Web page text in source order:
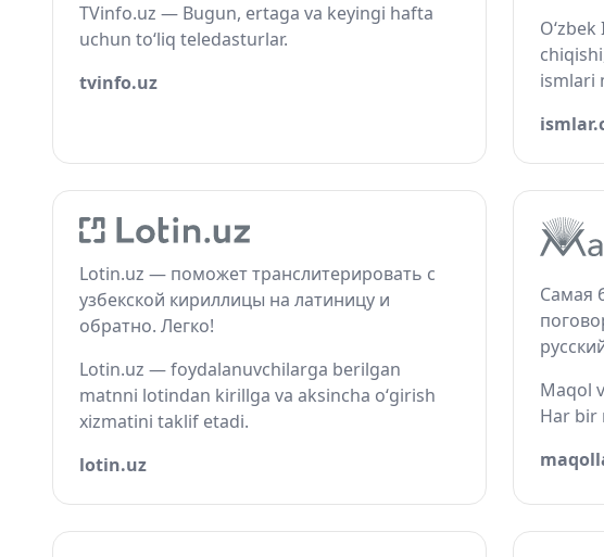
TVinfo.uz — Bugun, ertaga va keyingi hafta
uchun to‘liq teledasturlar.
tvinfo.uz
ismlari
Lotin.uz — поможет транслитерировать с
узбекской кириллицы на латиницу и
обратно. Легко!
Lotin.uz — foydalanuvchilarga berilgan
matnni lotindan kirillga va aksincha o‘girish
xizmatini taklif etadi.
lotin.uz
Самая
Maqol
Har bir